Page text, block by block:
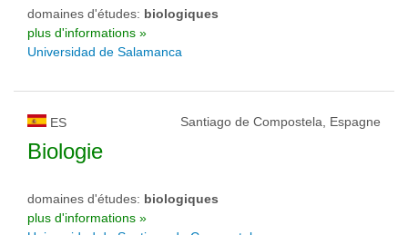
domaines d'études: biologiques
plus d'informations »
Universidad de Salamanca
ES Santiago de Compostela, Espagne
Biologie
domaines d'études: biologiques
plus d'informations »